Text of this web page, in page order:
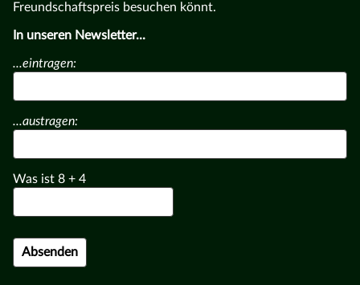
Freundschaftspreis besuchen könnt.
In unseren Newsletter...
...eintragen:
...austragen:
Was ist 8 + 4